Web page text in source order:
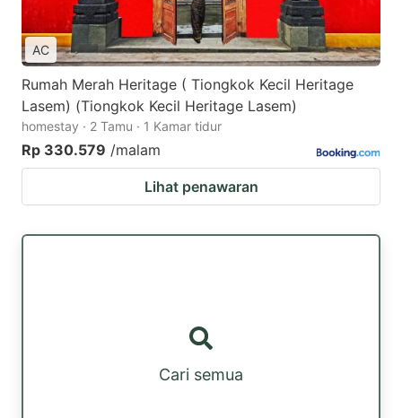
AC
Rumah Merah Heritage ( Tiongkok Kecil Heritage
Lasem) (Tiongkok Kecil Heritage Lasem)
homestay · 2 Tamu · 1 Kamar tidur
Rp 330.579 /malam
Lihat penawaran
Cari semua